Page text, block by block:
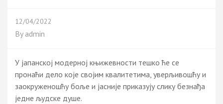
12/04/2022
By admin
У јапанској модерној књижевности тешко ће се
пронаћи дело које својим квалитетима, уверљивошћу и
заокруженошћу боље и јасније приказују слику безнађа
једне људске душе.